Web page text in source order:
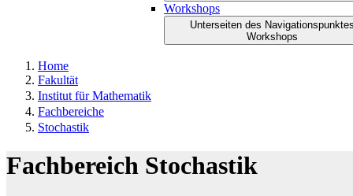
Workshops
Unterseiten des
Workshops
Home
Fakultät
Institut für Mathematik
Fachbereiche
Stochastik
Fachbereich Stochastik